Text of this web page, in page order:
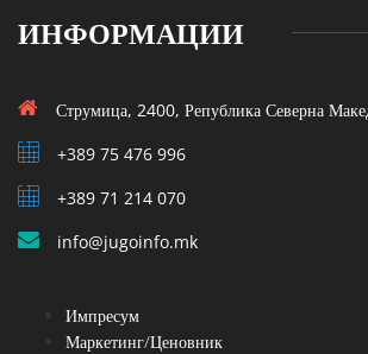
ИНФОРМАЦИИ
Струмица, 2400, Република Северна
+389 75 476 996
+389 71 214 070
info@jugoinfo.mk
Импресум
Маркетинг/Ценовник